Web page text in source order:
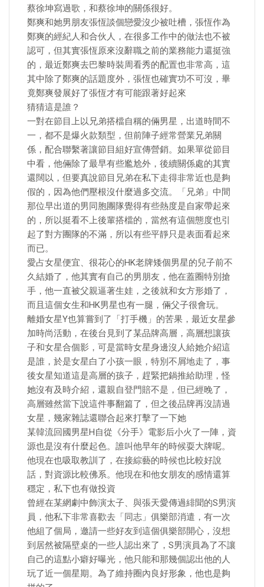
蔡徐坤寫過歌，和蔡徐坤的關係很好。
鄭爽和她男朋友張恆談個戀愛沒少被吐槽，張恆作為
鄭爽的經紀人和合伙人，在很多工作中的做法也不被
認可，但其實張恆原來沒辭職之前的業務能力還挺強
的，最近鄭爽去巴黎時裝周看秀的配置也非常高，這
其中除了鄭爽的話題度外，張恆也確實功不可沒，畢
竟鄭爽發展好了張恆才有可能跟著好起來
猜猜這是誰？
一對在節目上以兄弟搭檔自稱的倆男星，出道時間不
一，都不是爆火款類型，但前陣子經常營業兄弟關
係，配合聯繫著讓節目組好宣傳營銷。如果單從節目
中看，他倆除了最早有些尷尬外，後續關係處的其實
還闊以，但要真說節目兄弟在私下走得非常近也是夠
假的，因為他們壓根沒什麼過多交流。「兄弟」中間
那位早出道的男同胞團隊覺得有些熱度是自家帶起來
的，所以挺看不上後輩搭檔的，當然有這個態度也引
起了對方團隊的不滿，所以有些平靜只是表面看起來
而已。
愛占女星便宜、很花心的HK老牌矮個男星的兒子前不
久結婚了，他其實有自己的男朋友，他在蓋圈特別搶
手，他一直被父親逼著生娃，之後就和女方形婚了，
而且這個女生和HK男星也有一腿，倆父子很會玩。
離婚女星Y也算嘗到了「打手機」的苦果，最近女星參
加時尚活動，在後台見到了某品牌高層，高層想讓孩
子和女星合個影，可是當時女星身邊沒人給她介紹這
是誰，於是女星白了小孩一眼，特別不屑地走了，事
後女星知道這是高層的孩子，趕緊把鍋推給助理，怪
她沒有及時介紹，還親自登門賠不是，但已經晚了，
高層雖然當下說這件事翻篇了，但之後品牌再沒請過
女星，幾家雜誌還聯合起來打擊了一下她
某韓流回國男星H自從《分手》電影后小火了一陣，資
源也是沒有什麼起色。誰叫他早年的時候耍大牌呢。
他現在也吸取教訓了，在接綜藝的時候也比較好說
話，對資源比較佛系。他現在和他女朋友的感情還算
穩定，私下也有做投資
曾經在某網劇中飾演太子、與張天愛傳過緋聞的S男演
員，他私下非常喜歡去「同志」俱樂部消遣，有一次
他組了個局，邀請一些好友到這個俱樂部開心，沒想
到居然被隔壁桌的一些人認出來了，S男演員為了不讓
自己的這點小癖好曝光，他只能和那幾個認出他的人
玩了近一個星期。為了維持圈內良好形象，他也是夠